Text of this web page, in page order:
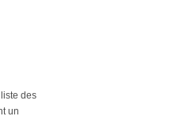
des
un